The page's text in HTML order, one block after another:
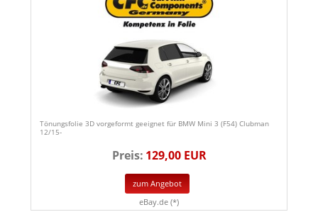
Tönungsfolie 3D vorgeformt geeignet für BMW Mini 3 (F54) Clubman
12/15-
Preis: 129,00 EUR
zum Angebot
eBay.de (*)